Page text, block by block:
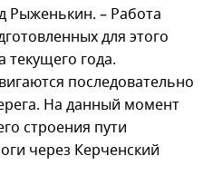
Рыженькин. – Работа
для этого
текущего года.
последовательно
На данный момент
строения пути
через Керченский